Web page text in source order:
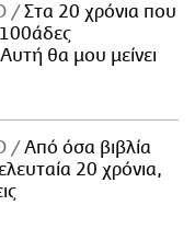
Στα 20 χρόνια που
θα μου μείνει
Από όσα βιβλία
20 χρόνια,